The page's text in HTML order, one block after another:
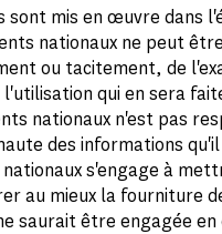
sont mis en œuvre dans
nationaux ne peut
ou tacitement, de
qui en sera
nationaux n'est pas
des informations
s'engage à
au mieux la fourniture
saurait être engagée en